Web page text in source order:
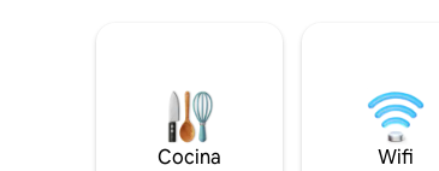
Cocina Wifi